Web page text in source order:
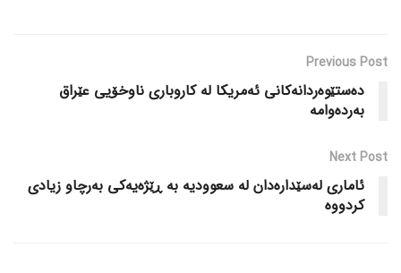
Previous Post
دەستێوەردانەکانی ئەمریکا لە کاروباری ناوخۆیی عێراق
بەردەوامە
Next Post
ئاماری لەسێدارەدان لە سعوودیە بە ڕێژەیەکی بەرچاو زیادی
کردووە